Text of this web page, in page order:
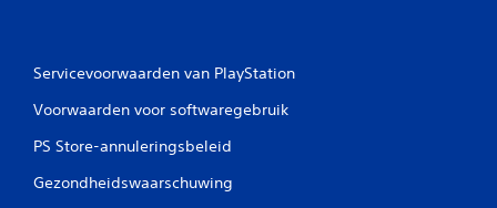
Servicevoorwaarden van PlayStation
Voorwaarden voor softwaregebruik
PS Store-annuleringsbeleid
Gezondheidswaarschuwing